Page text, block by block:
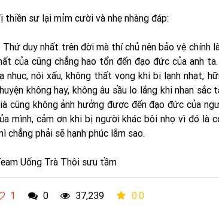
thiền sư lại mỉm cười và nhẹ nhàng đáp:
Thứ duy nhất trên đời mà thí chủ nên bảo vệ
của cũng chẳng hao tổn đến đạo đức của anh
nhục, nói xấu, không thất vọng khi bị lạnh nhạt,
không hay, không âu sầu lo lắng khi nhan
cũng không ảnh hưởng được đến đạo đức của
mình, cảm ơn khi bị người khác bôi nhọ vì đó là
chẳng phải sẽ hạnh phúc lắm sao.
Uống Trà Thôi sưu tầm
1 0 37,239 0.0